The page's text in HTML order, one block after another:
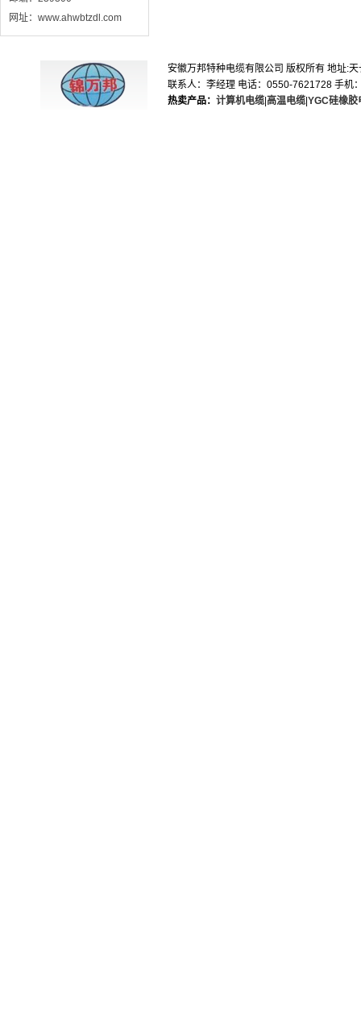
网址：www.ahwbtzdl.com
安徽万邦特种电缆有限公司 版权所有 地址:
联系人：李经理 电话：0550-7621728 手
热卖产品： 计算机电缆 高温电缆 YGC硅橡胶